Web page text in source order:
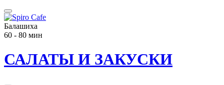
Балашиха
60 - 80 мин
САЛАТЫ И ЗАКУСКИ